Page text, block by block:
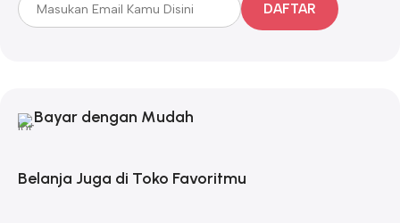
DAFTAR
Bayar dengan Mudah
Belanja Juga di Toko Favoritmu